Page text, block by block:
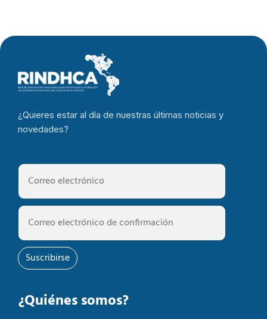
¿Quieres estar al día de nuestras últimas noticias y
novedades?
Suscribirse
¿Quiénes somos?